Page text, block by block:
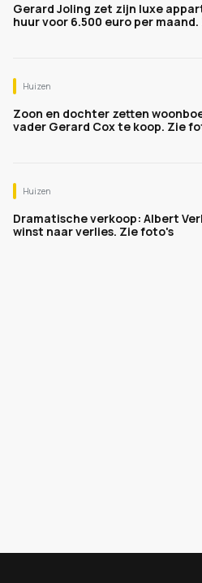
Gerard Joling zet zijn luxe
huur voor 6.500 euro per
Huizen
Zoon en dochter zetten
vader Gerard Cox te koop. Zie
Huizen
Dramatische verkoop: Albert
winst naar verlies. Zie foto's